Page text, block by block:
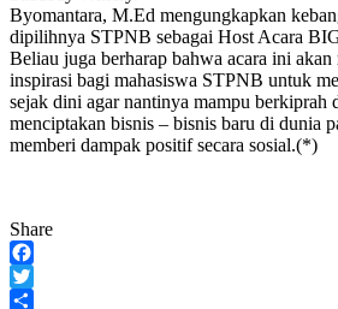
Byomantara, M.Ed mengungkapkan
dipilihnya STPNB sebagai Host Acara
Beliau juga berharap bahwa acara ini
inspirasi bagi mahasiswa STPNB untuk
sejak dini agar nantinya mampu berkiprah
menciptakan bisnis – bisnis baru di dunia
memberi dampak positif secara sosial.(*)
Share
Facebook
Twitter